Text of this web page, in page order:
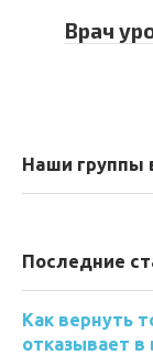
Врач
Наши группы
Последние
Как вернуть
отказывает в